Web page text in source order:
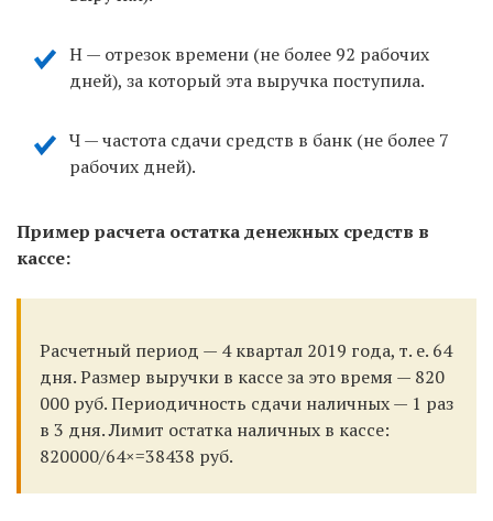
Н — отрезок времени (не более 92 рабочих
дней), за который эта выручка поступила.
Ч — частота сдачи средств в банк (не более 7
рабочих дней).
Пример расчета остатка денежных средств в
кассе:
Расчетный период — 4 квартал 2019 года, т. е. 64
дня. Размер выручки в кассе за это время — 820
000 руб. Периодичность сдачи наличных — 1 раз
в 3 дня. Лимит остатка наличных в кассе:
820000/64×=38438 руб.